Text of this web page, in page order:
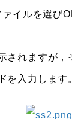
イルを選び
されますが，
を入力します